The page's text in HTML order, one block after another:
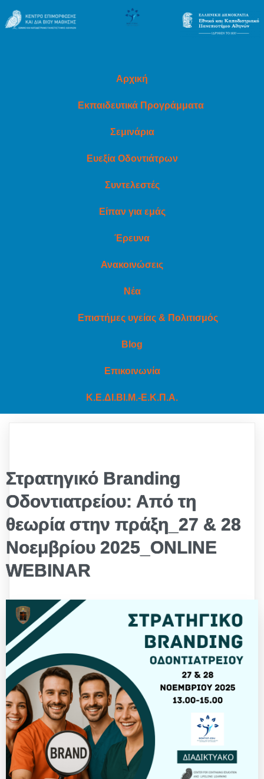
Αρχική
Εκπαιδευτικά Προγράμματα
Σεμινάρια
Ευεξία Οδοντιάτρων
Συντελεστές
Είπαν για εμάς
Έρευνα
Ανακοινώσεις
Νέα
Επιστήμες υγείας & Πολιτισμός
Blog
Επικοινωνία
Κ.Ε.ΔΙ.ΒΙ.Μ.-Ε.Κ.Π.Α.
Στρατηγικό Βranding
Oδοντιατρείου: Από τη
θεωρία στην πράξη_27 & 28
Νοεμβρίου 2025_ONLINE
WEBINAR